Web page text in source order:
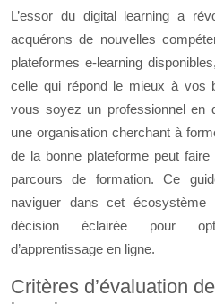
L’essor du digital learning a
acquérons de nouvelles
plateformes e-learning
celle qui répond le mieux à vos
vous soyez un professionnel en
une organisation cherchant à
de la bonne plateforme peut
parcours de formation. Ce
naviguer dans cet
décision éclairée pour
d’apprentissage en ligne.
Critères d’évaluation